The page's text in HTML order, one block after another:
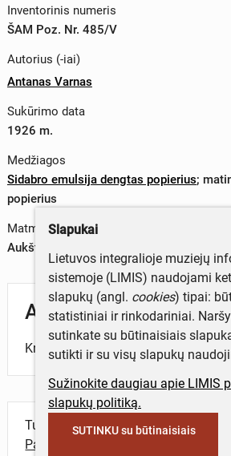
Inventorinis numeris
ŠAM Poz. Nr. 485/V
Autorius (-iai)
Antanas Varnas
Sukūrimo data
1926 m.
Medžiagos
Sidabro emulsija dengtas popierius;
popierius
Matmenys
Aukštis x plotis – 0 x 0 cm
Aprašymas
Kryžius.
Turite daugiau informacijos apie
Parašykite mums!
Slapukai
Lietuvos integralioje muziejų
sistemoje (LIMIS) naudojami
slapukų (angl. cookies) tipai:
statistiniai ir rinkodariniai.
sutinkate su būtinaisiais
sutikti ir su visų slapukų
Sužinokite daugiau apie LIMIS
slapukų politiką.
SUTINKU su būtinaisiais